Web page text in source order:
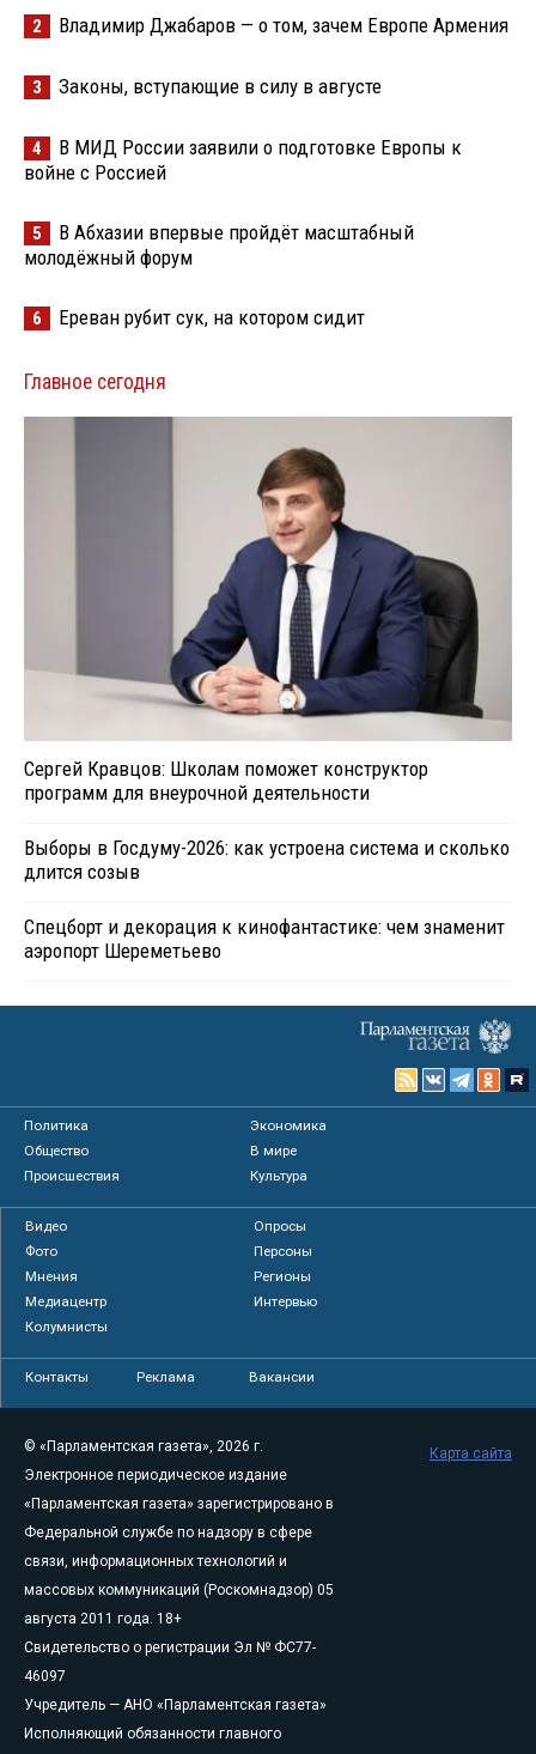
2 Владимир Джабаров — о том, зачем Европе Армения
3 Законы, вступающие в силу в августе
4
В МИД России заявили о подготовке Европы к
войне с Россией
5
В Абхазии впервые пройдёт масштабный
молодёжный форум
6 Ереван рубит сук, на котором сидит
Главное сегодня
Сергей Кравцов: Школам поможет конструктор
программ для внеурочной деятельности
Выборы в Госдуму-2026: как устроена система и сколько
длится созыв
Спецборт и декорация к кинофантастике: чем знаменит
аэропорт Шереметьево
Политика
Экономика
Общество
В мире
Происшествия
Культура
Видео
Опросы
Фото
Персоны
Мнения
Регионы
Медиацентр
Интервью
Колумнисты
Контакты Реклама Вакансии
© «Парламентская газета», 2026 г.
Электронное периодическое издание
«Парламентская газета» зарегистрировано в
Федеральной службе по надзору в сфере
связи, информационных технологий и
массовых коммуникаций (Роскомнадзор) 05
августа 2011 года. 18+
Свидетельство о регистрации Эл № ФС77-
46097
Учредитель — АНО «Парламентская газета»
Исполняющий обязанности главного
Карта сайта